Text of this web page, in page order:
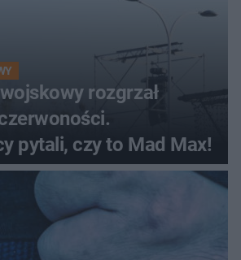
rozgrzał
pytali, czy to Mad Max!